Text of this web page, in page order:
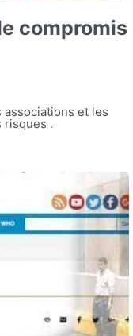
compromis
associations et les
risques .